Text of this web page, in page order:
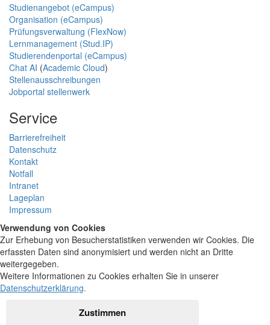
Studienangebot (eCampus)
Organisation (eCampus)
Prüfungsverwaltung (FlexNow)
Lernmanagement (Stud.IP)
Studierendenportal (eCampus)
Chat AI (Academic Cloud)
Stellenausschreibungen
Jobportal stellenwerk
Service
Barrierefreiheit
Datenschutz
Kontakt
Notfall
Intranet
Lageplan
Impressum
Verwendung von Cookies
Zur Erhebung von Besucherstatistiken verwenden wir Cookies. Die
erfassten Daten sind anonymisiert und werden nicht an Dritte
weitergegeben.
Weitere Informationen zu Cookies erhalten Sie in unserer
Datenschutzerklärung.
Zustimmen